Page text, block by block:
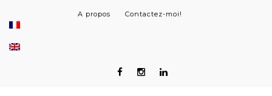
A propos Contactez-moi!